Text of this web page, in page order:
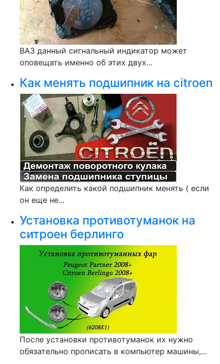
ВАЗ данный сигнальный индикатор может
оповещать именно об этих двух...
Как менять подшипник на citroen
Как определить какой подшипник менять ( если
он еще не...
Установка противотуманок на
ситроен берлинго
После установки противотуманок их нужно
обязательно прописать в компьютер машины,...